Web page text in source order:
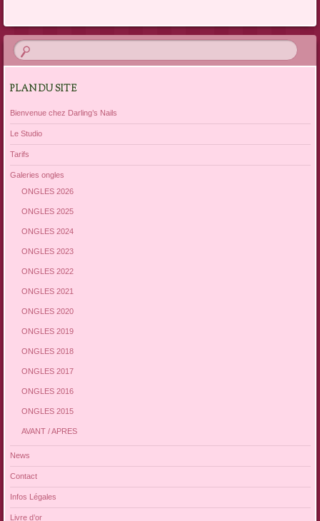
PLAN DU SITE
Bienvenue chez Darling’s Nails
Le Studio
Tarifs
Galeries ongles
ONGLES 2026
ONGLES 2025
ONGLES 2024
ONGLES 2023
ONGLES 2022
ONGLES 2021
ONGLES 2020
ONGLES 2019
ONGLES 2018
ONGLES 2017
ONGLES 2016
ONGLES 2015
AVANT / APRES
News
Contact
Infos Légales
Livre d’or